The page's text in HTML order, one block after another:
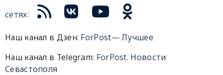
сетях:
Наш канал в Дзен: ForPost— Лучшее
Наш канал в Telegram: ForPost. Новости
Севастополя